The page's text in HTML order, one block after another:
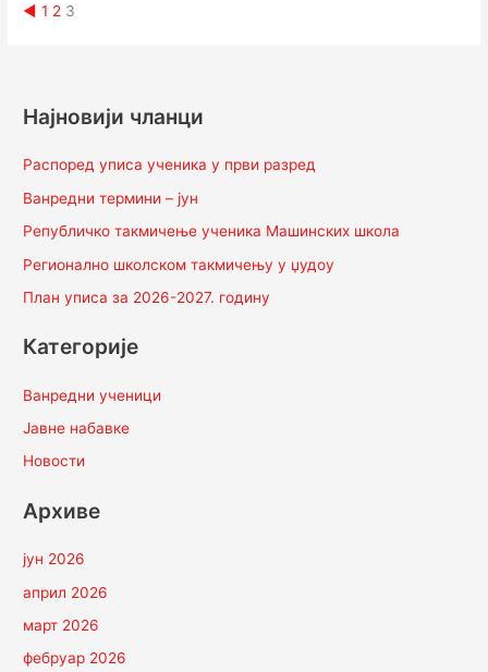
◄ 1 2 3
Најновији чланци
Распоред уписа ученика у први разред
Ванредни термини – јун
Републичко такмичење ученика Машинских школа
Регионално школском такмичењу у џудоу
План уписа за 2026-2027. годину
Категорије
Ванредни ученици
Јавне набавке
Новости
Архиве
јун 2026
април 2026
март 2026
фебруар 2026